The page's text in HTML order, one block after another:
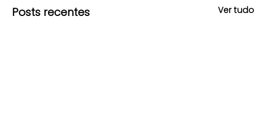
Posts recentes Ver tudo